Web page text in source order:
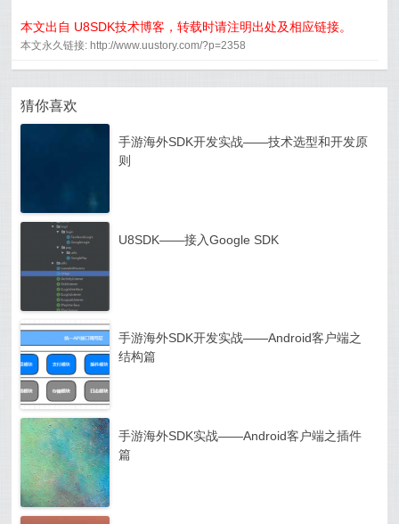
本文出自 U8SDK技术博客，转载时请注明出处及相应链接。
本文永久链接: http://www.uustory.com/?p=2358
猜你喜欢
手游海外SDK开发实战——技术选型和开发原
则
U8SDK——接入Google SDK
手游海外SDK开发实战——Android客户端之
结构篇
手游海外SDK实战——Android客户端之插件
篇